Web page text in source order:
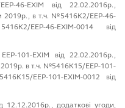
46-EXIM від 22.02.2016р.,
2019р., в т.ч. №5416К2/EEP-46-
EEP-46-EXIM-0014 від
101-EXIM від 22.02.2016р.,
2019р. в т.ч. №5416К15/EEP-101-
EEP-101-EXIM-0012 від
додаткові угоди,